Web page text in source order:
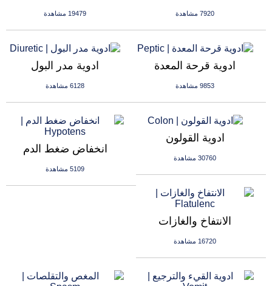
19479 مشاهدة 7920 مشاهدة
ادوية مدر البول
6128 مشاهدة
ادوية قرحة المعدة
9853 مشاهدة
انخفاض ضغط الدم
5109 مشاهدة
ادوية القولون
30760 مشاهدة
الانتفاخ والغازات
16720 مشاهدة